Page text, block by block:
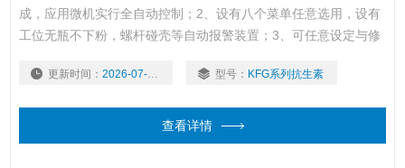
成，应用微机实行全自动控制；2、设有八个菜单任意选用，设有
工位无瓶不下粉，螺杆碰壳等自动报警装置；3、可任意设定与修
距送粉螺杆，解决粘性及流动性差之药粉的分装难点；5、需经常
更新时间： 2026-07-30 型号： KFG系列抗生素
查看详情